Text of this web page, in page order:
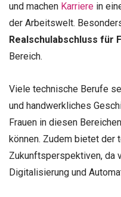
und machen Karriere in
der Arbeitswelt.
Realschulabschluss für
Bereich.
Viele technische Berufe
und handwerkliches
Frauen in diesen
können. Zudem bietet der
Zukunftsperspektiven, da
Digitalisierung und